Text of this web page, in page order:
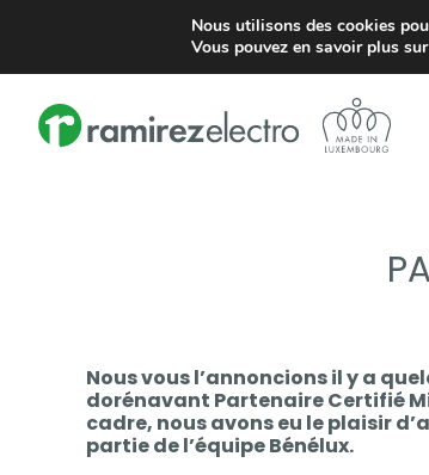
Zare Ouest 5 L-4384 Ehlerange
Nous vous l’annoncions il y a
dorénavant Partenaire Certifié
cadre, nous avons eu le plaisir
partie de l’équipe Bénélux.
Nous utilisons des cookies
Vous pouvez en savoir plus